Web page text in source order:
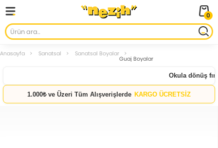
0
Anasayfa Sanatsal Sanatsal Boyalar
Guaj Boyalar
Okula dönüş
1.000₺ ve Üzeri Tüm Alışverişlerde KARGO ÜCRETSİZ